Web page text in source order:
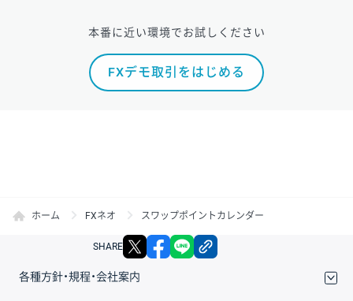
本番に近い環境でお試しください
FXデモ取引をはじめる
ホーム FXネオ スワップポイントカレンダー
SHARE X facebook
各種方針・規程・会社案内